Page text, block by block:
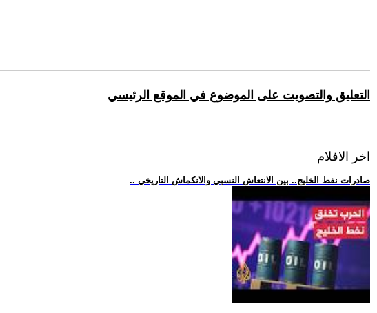
التعليق والتصويت على الموضوع في الموقع الرئيسي
اخر الافلام
.. صادرات نفط الخليج.. بين الانتعاش النسبي والانكماش التاريخي